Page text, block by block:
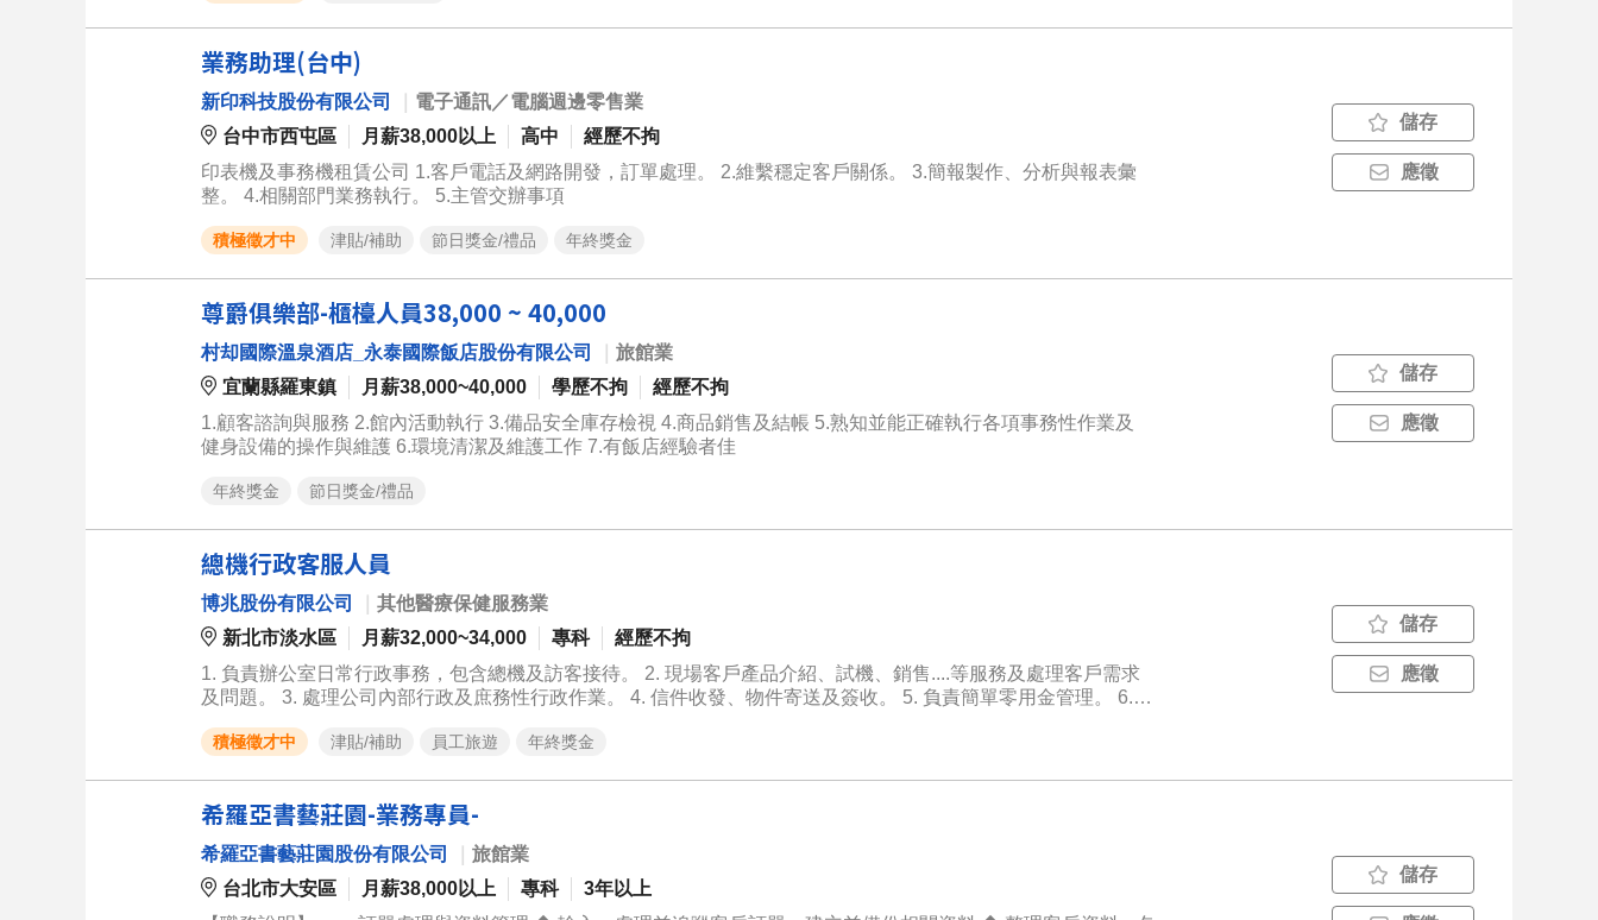
業務助理(台中)
新印科技股份有限公司
電子通訊／電腦週邊零售業
台中市西屯區
月薪38,000以上 高中
經歷不拘
印表機及事務機租賃公司 1.客戶電話及網路開發，訂單處理。 2.維繫穩定客戶關係。 3.簡報製作、分析與報表彙
整。 4.相關部門業務執行。 5.主管交辦事項
積極徵才中 津貼/補助 節日獎金/禮品 年終獎金
儲存
應徵
尊爵俱樂部-櫃檯人員38,000 ~ 40,000
村却國際溫泉酒店_永泰國際飯店股份有限公司
旅館業
宜蘭縣羅東鎮
月薪38,000~40,000 學歷不拘
經歷不拘
1.顧客諮詢與服務 2.館內活動執行 3.備品安全庫存檢視 4.商品銷售及結帳 5.熟知並能正確執行各項事務性作業及
健身設備的操作與維護 6.環境清潔及維護工作 7.有飯店經驗者佳
年終獎金 節日獎金/禮品
儲存
應徵
總機行政客服人員
博兆股份有限公司
其他醫療保健服務業
新北市淡水區
月薪32,000~34,000 專科
經歷不拘
1. 負責辦公室日常行政事務，包含總機及訪客接待。 2. 現場客戶產品介紹、試機、銷售....等服務及處理客戶需求
及問題。 3. 處理公司內部行政及庶務性行政作業。 4. 信件收發、物件寄送及簽收。 5. 負責簡單零用金管理。 6.
積極徵才中 津貼/補助 員工旅遊 年終獎金
儲存
應徵
希羅亞書藝莊園-業務專員-
希羅亞書藝莊園股份有限公司
旅館業
台北市大安區
月薪38,000以上 專科
3年以上
儲存